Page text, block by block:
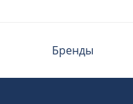
Бренды